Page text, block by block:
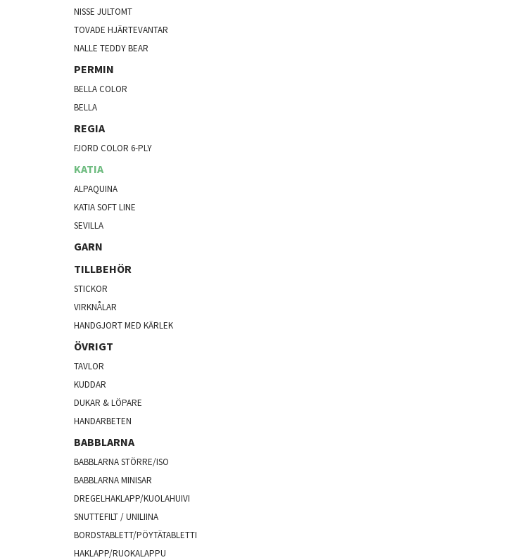
NISSE JULTOMT
TOVADE HJÄRTEVANTAR
NALLE TEDDY BEAR
PERMIN
BELLA COLOR
BELLA
REGIA
FJORD COLOR 6-PLY
KATIA
ALPAQUINA
KATIA SOFT LINE
SEVILLA
GARN
TILLBEHÖR
STICKOR
VIRKNÅLAR
HANDGJORT MED KÄRLEK
ÖVRIGT
TAVLOR
KUDDAR
DUKAR & LÖPARE
HANDARBETEN
BABBLARNA
BABBLARNA STÖRRE/ISO
BABBLARNA MINISAR
DREGELHAKLAPP/KUOLAHUIVI
SNUTTEFILT / UNILIINA
BORDSTABLETT/PÖYTÄTABLETTI
HAKLAPP/RUOKALAPPU